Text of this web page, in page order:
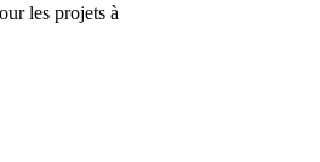
les projets à